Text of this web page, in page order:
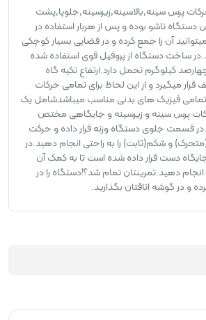
حرکات پرس سینه,بالاسینه,زیرسینه,جلوپا,پشت
دستگاه تاشو بوده و پس از هربار استفاده در
میتوانید آن را جمع کرده و در فضایی بسیار کوچکی
ساخت دستگاه از پروفیل قوی استفاده شده
کیلوگرم تحمل دارد.ارتفاع تکیه گاه
میگیرد و از این لحاظ برای تمامی حرکات
فیزیک های بدنی مناسب میباشدشامل یک
پرس سینه و زیرسینه و جایگاهی مختص
قسمت جلوی دستگاه وزنه قرار داده و حرکت
و شکم(ثابت) را به راحتی انجام دهید.در
دست قرار داده شده است تا به کمک آن
انجام دهید.تمرینتان تمام شد؟!دستگاه را در
و در گوشه اتاقتان بگذارید.